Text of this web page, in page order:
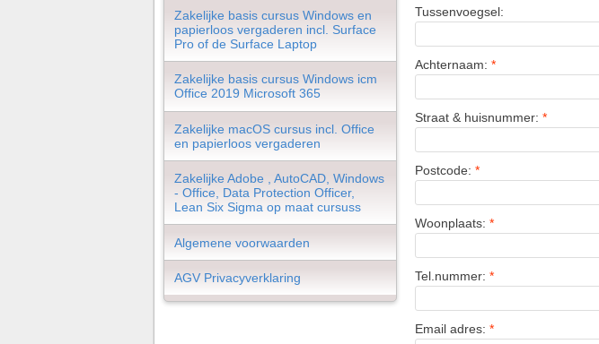
Tussenvoegsel:
Achternaam: *
Straat & huisnummer: *
Postcode: *
Woonplaats: *
Tel.nummer: *
Email adres: *
Zakelijke basis cursus Windows en
papierloos vergaderen incl. Surface
Pro of de Surface Laptop
Zakelijke basis cursus Windows icm
Office 2019 Microsoft 365
Zakelijke macOS cursus incl. Office
en papierloos vergaderen
Zakelijke Adobe , AutoCAD, Windows
- Office, Data Protection Officer,
Lean Six Sigma op maat cursuss
Algemene voorwaarden
AGV Privacyverklaring